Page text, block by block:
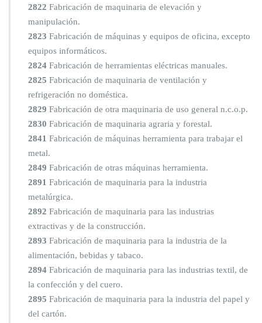
2822 Fabricación de maquinaria de elevación y
manipulación.
2823 Fabricación de máquinas y equipos de oficina, excepto
equipos informáticos.
2824 Fabricación de herramientas eléctricas manuales.
2825 Fabricación de maquinaria de ventilación y
refrigeración no doméstica.
2829 Fabricación de otra maquinaria de uso general n.c.o.p.
2830 Fabricación de maquinaria agraria y forestal.
2841 Fabricación de máquinas herramienta para trabajar el
metal.
2849 Fabricación de otras máquinas herramienta.
2891 Fabricación de maquinaria para la industria
metalúrgica.
2892 Fabricación de maquinaria para las industrias
extractivas y de la construcción.
2893 Fabricación de maquinaria para la industria de la
alimentación, bebidas y tabaco.
2894 Fabricación de maquinaria para las industrias textil, de
la confección y del cuero.
2895 Fabricación de maquinaria para la industria del papel y
del cartón.